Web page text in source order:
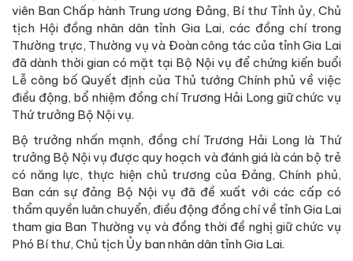
viên Ban Chấp hành Trung ương Đảng, Bí thư Tỉnh ủy, Chủ
tịch Hội đồng nhân dân tỉnh Gia Lai, các đồng chí trong
Thường trực, Thường vụ và Đoàn công tác của tỉnh Gia Lai
đã dành thời gian có mặt tại Bộ Nội vụ để chứng kiến buổi
Lễ công bố Quyết định của Thủ tướng Chính phủ về việc
điều động, bổ nhiệm đồng chí Trương Hải Long giữ chức vụ
Thứ trưởng Bộ Nội vụ.
Bộ trưởng nhấn mạnh, đồng chí Trương Hải Long là Thứ
trưởng Bộ Nội vụ được quy hoạch và đánh giá là cán bộ trẻ
có năng lực, thực hiện chủ trương của Đảng, Chính phủ,
Ban cán sự đảng Bộ Nội vụ đã đề xuất với các cấp có
thẩm quyền luân chuyển, điều động đồng chí về tỉnh Gia Lai
tham gia Ban Thường vụ và đồng thời đề nghị giữ chức vụ
Phó Bí thư, Chủ tịch Ủy ban nhân dân tỉnh Gia Lai.